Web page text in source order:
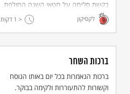
בקשת סליחה על חטאי השנה החולפת.
קטעי התפילה, הפסוקים והפיוטים,
חוזרים ומזכירים את מידות הרחמים של
לקסיקון < 1 דקות
ברכות השחר
ברכות הנאמרות בכל יום באותו הנוסח
וקשורות להתעוררות ולקימה בבוקר.